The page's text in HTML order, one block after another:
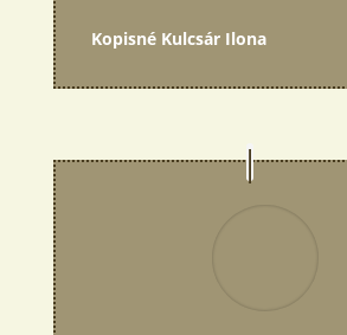
Kopisné Kulcsár Ilona